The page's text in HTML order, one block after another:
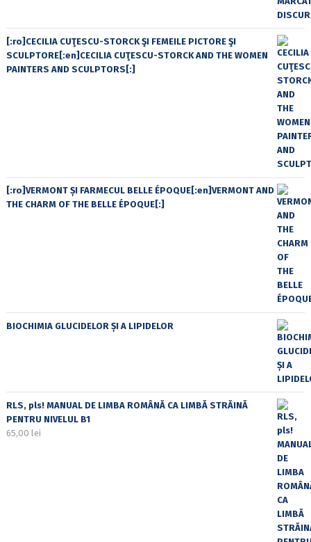
[:ro]CECILIA CUŢESCU-STORCK ŞI FEMEILE PICTORE ŞI
SCULPTORE[:en]CECILIA CUŢESCU-STORCK AND THE WOMEN
PAINTERS AND SCULPTORS[:]
[:ro]VERMONT ȘI FARMECUL BELLE ÉPOQUE[:en]VERMONT AND
THE CHARM OF THE BELLE ÉPOQUE[:]
BIOCHIMIA GLUCIDELOR ȘI A LIPIDELOR
RLS, pls! MANUAL DE LIMBA ROMÂNĂ CA LIMBĂ STRĂINĂ
PENTRU NIVELUL B1
65,00 lei